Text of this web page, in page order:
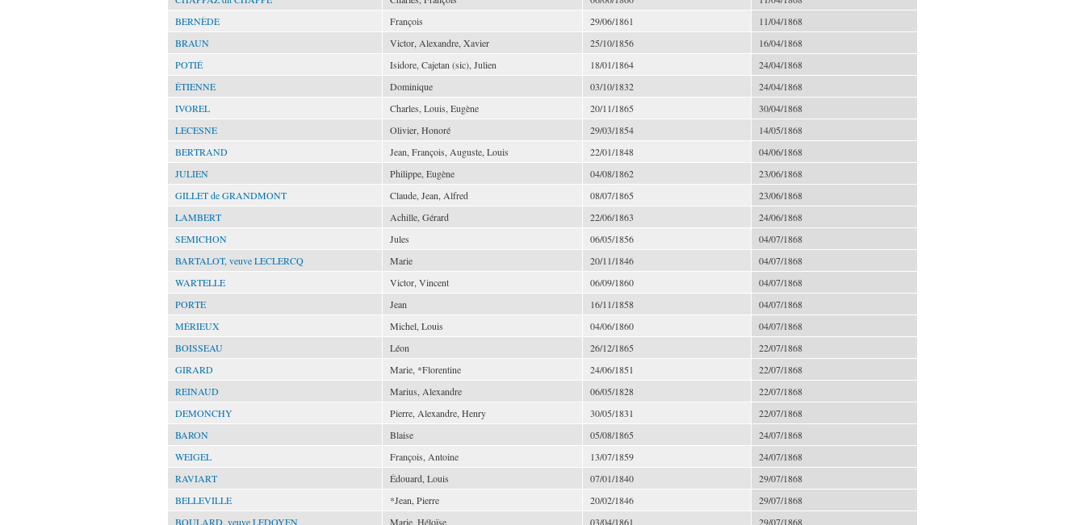
BERNÈDE
François 29/06/1861
11/04/1868
BRAUN
Victor, Alexandre, Xavier 25/10/1856
16/04/1868
POTIÉ
Isidore, Cajetan (sic), Julien 18/01/1864
24/04/1868
ÉTIENNE
Dominique 03/10/1832
24/04/1868
IVOREL
Charles, Louis, Eugène 20/11/1865
30/04/1868
LECESNE
Olivier, Honoré 29/03/1854
14/05/1868
BERTRAND
Jean, François, Auguste, Louis 22/01/1848
04/06/1868
JULIEN
Philippe, Eugène 04/08/1862
23/06/1868
GILLET de GRANDMONT
Claude, Jean, Alfred 08/07/1865
23/06/1868
LAMBERT
Achille, Gérard 22/06/1863
24/06/1868
SEMICHON
Jules 06/05/1856
04/07/1868
BARTALOT, veuve LECLERCQ
Marie 20/11/1846
04/07/1868
WARTELLE
Victor, Vincent 06/09/1860
04/07/1868
PORTE
Jean 16/11/1858
04/07/1868
MÉRIEUX
Michel, Louis 04/06/1860
04/07/1868
BOISSEAU
Léon 26/12/1865
22/07/1868
GIRARD
Marie, *Florentine 24/06/1851
22/07/1868
REINAUD
Marius, Alexandre 06/05/1828
22/07/1868
DEMONCHY
Pierre, Alexandre, Henry 30/05/1831
22/07/1868
BARON
Blaise 05/08/1865
24/07/1868
WEIGEL
François, Antoine 13/07/1859
24/07/1868
RAVIART
Édouard, Louis 07/01/1840
29/07/1868
BELLEVILLE
*Jean, Pierre 20/02/1846
29/07/1868
BOULARD, veuve LEDOYEN
Marie, Héloïse 03/04/1861 29/07/1868